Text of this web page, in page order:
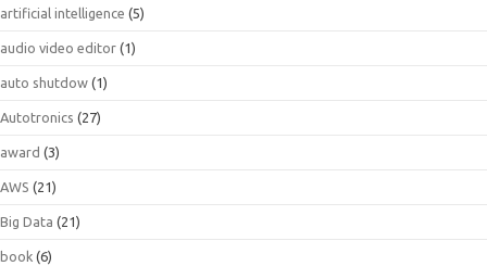
artificial intelligence (5)
audio video editor (1)
auto shutdow (1)
Autotronics (27)
award (3)
AWS (21)
Big Data (21)
book (6)